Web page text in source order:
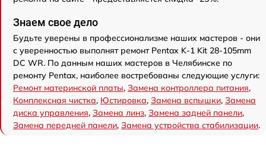
Знаем свое дело
Будьте уверены в профессионализме наших мастеров - они
с уверенностью выполнят ремонт Pentax K-1 Kit 28-105mm
DC WR. По данным наших мастеров в Челябинске по
ремонту Pentax, наиболее востребованы следующие услуги:
Ремонт материнской платы, Замена контроллера питания,
Комплексная чистка, Юстировка, Замена вспышки, Замена
диска управления, Замена линз, Замена задней панели,
Замена передней панели, Замена устройства стабилизации.